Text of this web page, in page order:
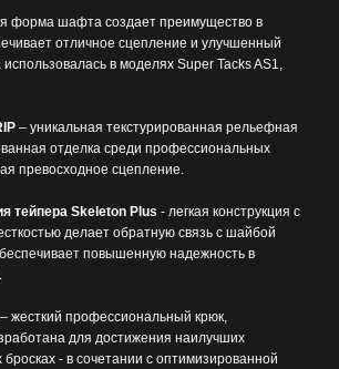
форма шафта создает преимущество в
отличное сцепление и улучшенный
в моделях Super Tacks AS1,
– уникальная текстурированная рельефная
отделка среди профессиональных
превосходное сцепление.
тейпера Skeleton Plus - легкая конструкция с
делает обратную связь с шайбой
повышенную надежность в
– жесткий профессиональный крюк,
для достижения наилучших
- в сочетании с оптимизированной